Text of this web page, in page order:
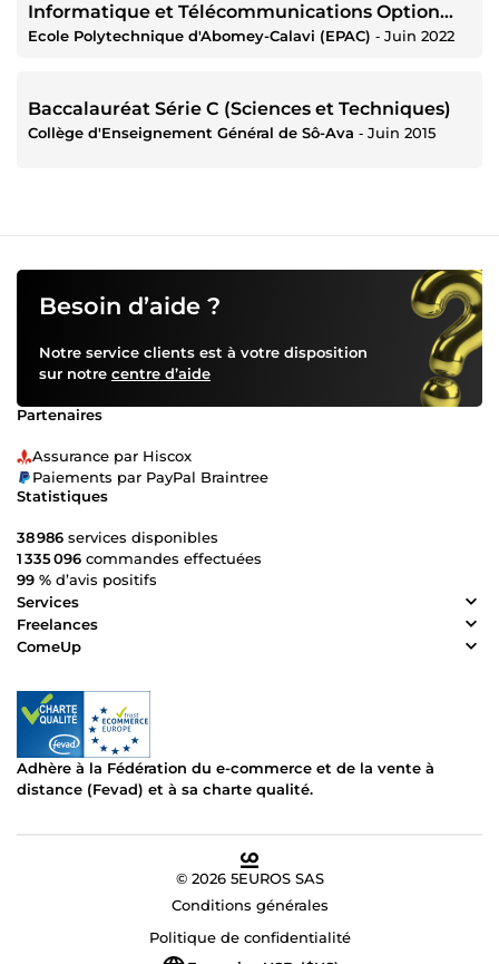
Informatique et Télécommunications Option
Réseaux Informatiques et Internet
Ecole Polytechnique d'Abomey-Calavi (EPAC) ‐ Juin 2022
Baccalauréat Série C (Sciences et Techniques)
Collège d'Enseignement Général de Sô-Ava ‐ Juin 2015
Besoin d’aide ?
Notre service clients est à votre disposition
sur notre centre d’aide
Partenaires
Assurance par Hiscox
Paiements par PayPal Braintree
Statistiques
38 986 services disponibles
1 335 096 commandes effectuées
99 % d’avis positifs
Services
Freelances
ComeUp
Adhère à la Fédération du e-commerce et de la vente à
distance (Fevad) et à sa charte qualité.
© 2026 5EUROS SAS
Conditions générales
Politique de confidentialité